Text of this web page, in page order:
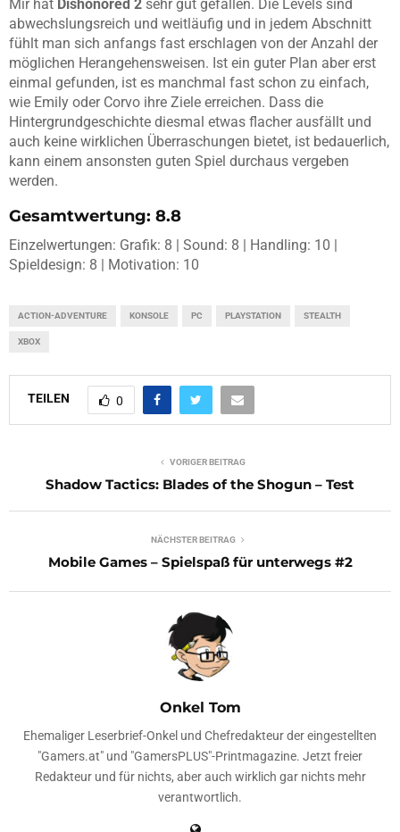
Mir hat Dishonored 2 sehr gut gefallen. Die Levels sind
abwechslungsreich und weitläufig und in jedem Abschnitt
fühlt man sich anfangs fast erschlagen von der Anzahl der
möglichen Herangehensweisen. Ist ein guter Plan aber erst
einmal gefunden, ist es manchmal fast schon zu einfach,
wie Emily oder Corvo ihre Ziele erreichen. Dass die
Hintergrundgeschichte diesmal etwas flacher ausfällt und
auch keine wirklichen Überraschungen bietet, ist bedauerlich,
kann einem ansonsten guten Spiel durchaus vergeben
werden.
Gesamtwertung: 8.8
Einzelwertungen: Grafik: 8 | Sound: 8 | Handling: 10 |
Spieldesign: 8 | Motivation: 10
ACTION-ADVENTURE KONSOLE PC PLAYSTATION STEALTH
XBOX
TEILEN 0
VORIGER BEITRAG
Shadow Tactics: Blades of the Shogun – Test
NÄCHSTER BEITRAG
Mobile Games – Spielspaß für unterwegs #2
Onkel Tom
Ehemaliger Leserbrief-Onkel und Chefredakteur der eingestellten
"Gamers.at" und "GamersPLUS"-Printmagazine. Jetzt freier
Redakteur und für nichts, aber auch wirklich gar nichts mehr
verantwortlich.